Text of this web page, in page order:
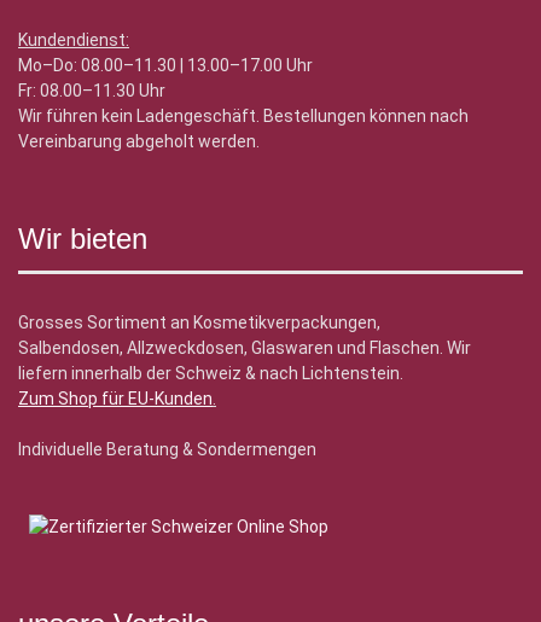
Kundendienst:
Mo–Do: 08.00–11.30 | 13.00–17.00 Uhr
Fr: 08.00–11.30 Uhr
Wir führen kein Ladengeschäft. Bestellungen können nach
Vereinbarung abgeholt werden.
Wir bieten
Grosses Sortiment an Kosmetikverpackungen,
Salbendosen, Allzweckdosen, Glaswaren und Flaschen. Wir
liefern innerhalb der Schweiz & nach Lichtenstein.
Zum Shop für EU-Kunden
Individuelle Beratung & Sondermengen